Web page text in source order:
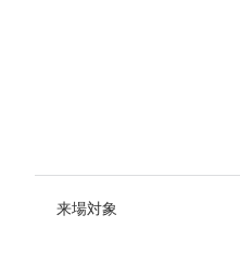
来場対象